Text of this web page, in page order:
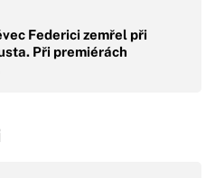
Federici zemřel při
Při premiérách